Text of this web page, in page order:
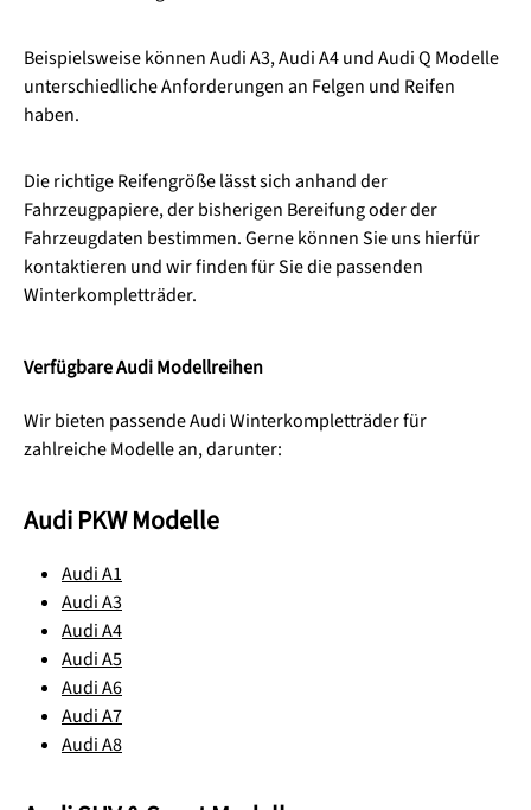
Beispielsweise können Audi A3, Audi A4 und Audi Q Modelle
unterschiedliche Anforderungen an Felgen und Reifen
haben.
Die richtige Reifengröße lässt sich anhand der
Fahrzeugpapiere, der bisherigen Bereifung oder der
Fahrzeugdaten bestimmen. Gerne können Sie uns hierfür
kontaktieren und wir finden für Sie die passenden
Winterkompletträder.
Verfügbare Audi Modellreihen
Wir bieten passende Audi Winterkompletträder für
zahlreiche Modelle an, darunter:
Audi PKW Modelle
Audi A1
Audi A3
Audi A4
Audi A5
Audi A6
Audi A7
Audi A8